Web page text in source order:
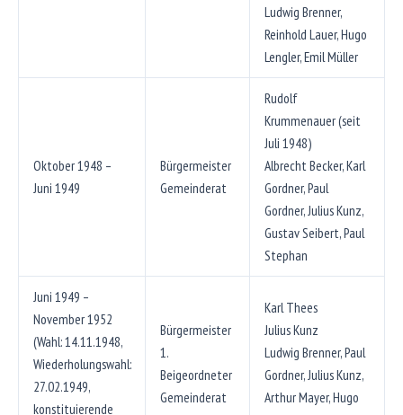
Ludwig Brenner,
Reinhold Lauer, Hugo
Lengler, Emil Müller
Oktober 1948 –
Juni 1949
Bürgermeister
Gemeinderat
Rudolf
Krummenauer (seit
Juli 1948)
Albrecht Becker, Karl
Gordner, Paul
Gordner, Julius Kunz,
Gustav Seibert, Paul
Stephan
Juni 1949 –
November 1952
(Wahl: 14.11.1948,
Wiederholungswahl:
27.02.1949,
konstituierende
Bürgermeister
1.
Beigeordneter
Gemeinderat
Karl Thees
Julius Kunz
Ludwig Brenner, Paul
Gordner, Julius Kunz,
Arthur Mayer, Hugo